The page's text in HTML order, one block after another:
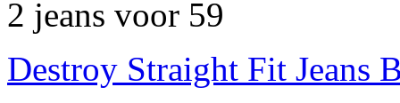
2 jeans voor 59
Destroy Straight Fit Jeans